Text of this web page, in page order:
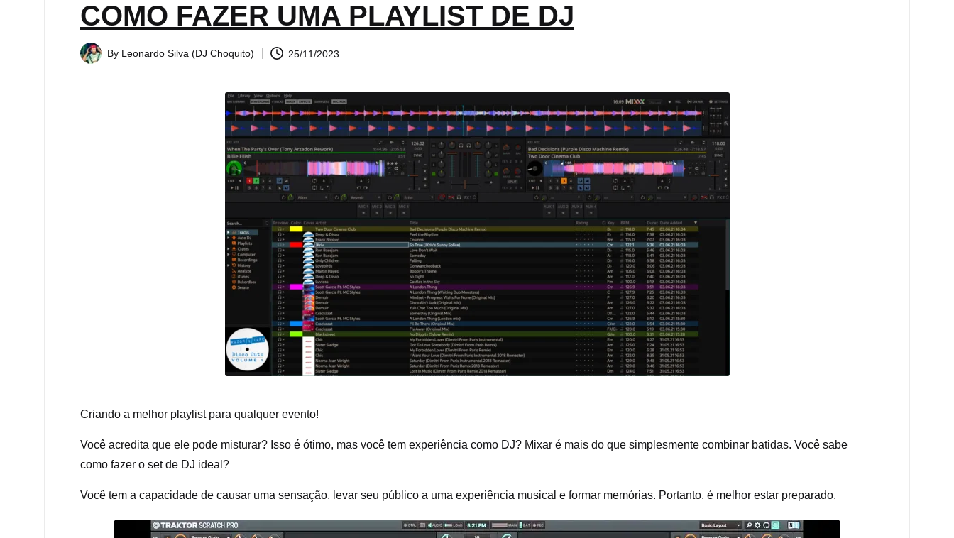
COMO FAZER UMA PLAYLIST DE DJ
By Leonardo Silva (DJ Choquito) 25/11/2023
Criando a melhor playlist para qualquer evento!
Você acredita que ele pode misturar? Isso é ótimo, mas você tem experiência como DJ? Mixar é mais do que simplesmente combinar batidas. Você sabe
como fazer o set de DJ ideal?
Você tem a capacidade de causar uma sensação, levar seu público a uma experiência musical e formar memórias. Portanto, é melhor estar preparado.